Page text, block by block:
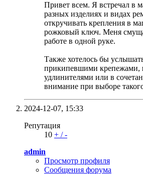
Привет всем. Я встречал в
разных изделиях и видах
откручивать крепления в
рожковый ключ. Меня
работе в одной руке.
Также хотелось бы
прикипевшими крепежами,
удлинителями или в
внимание при выборе
2024-12-07, 15:33
Репутация
10 + /-
admin
Просмотр профиля
Сообщения форума